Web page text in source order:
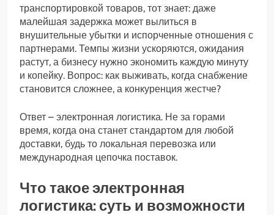
транспортировкой товаров, тот знает: даже
малейшая задержка может вылиться в
внушительные убытки и испорченные отношения с
партнерами. Темпы жизни ускоряются, ожидания
растут, а бизнесу нужно экономить каждую минуту
и копейку. Вопрос: как выживать, когда снабжение
становится сложнее, а конкуренция жестче?
Ответ – электронная логистика. Не за горами
время, когда она станет стандартом для любой
доставки, будь то локальная перевозка или
международная цепочка поставок.
Что такое электронная
логистика: суть и возможности